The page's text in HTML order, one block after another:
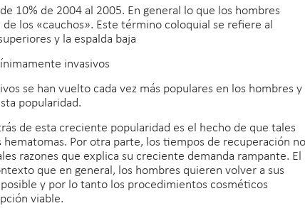
10% de 2004 al 2005. En general lo que los hombres
los «cauchos». Este término coloquial se refiere al
y la espalda baja
invasivos
se han vuelto cada vez más populares en los hombres y
popularidad.
de esta creciente popularidad es el hecho de que tales
Por otra parte, los tiempos de recuperación no
razones que explica su creciente demanda rampante. El
que en general, los hombres quieren volver a sus
y por lo tanto los procedimientos cosméticos
viable.